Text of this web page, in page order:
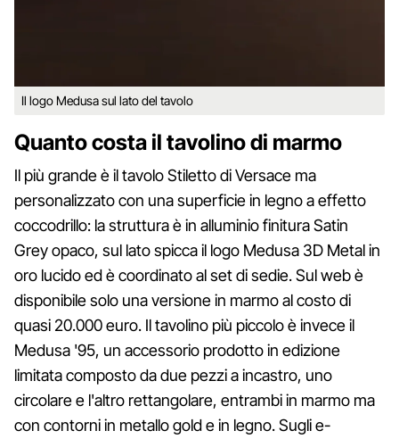
Il logo Medusa sul lato del tavolo
Quanto costa il tavolino di marmo
Il più grande è il tavolo Stiletto di Versace ma
personalizzato con una superficie in legno a effetto
coccodrillo: la struttura è in alluminio finitura Satin
Grey opaco, sul lato spicca il logo Medusa 3D Metal in
oro lucido ed è coordinato al set di sedie. Sul web è
disponibile solo una versione in marmo al costo di
quasi 20.000 euro. Il tavolino più piccolo è invece il
Medusa '95, un accessorio prodotto in edizione
limitata composto da due pezzi a incastro, uno
circolare e l'altro rettangolare, entrambi in marmo ma
con contorni in metallo gold e in legno. Sugli e-